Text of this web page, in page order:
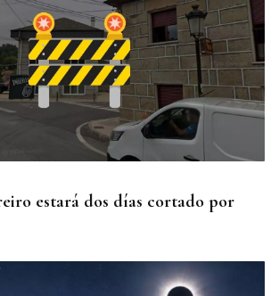
Italia levantar los controles a
medidas proporcionales
estará dos días cortado por